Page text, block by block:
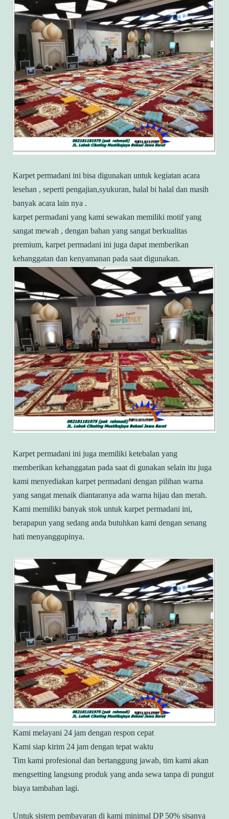
Karpet permadani ini bisa digunakan untuk kegiatan acara
lesehan , seperti pengajian,syukuran, halal bi halal dan masih
banyak acara lain nya .
karpet permadani yang kami sewakan memiliki motif yang
sangat mewah , dengan bahan yang sangat berkualitas
premium, karpet permadani ini juga dapat memberikan
kehanggatan dan kenyamanan pada saat digunakan.
Karpet permadani ini juga memiliki ketebalan yang
memberikan kehanggatan pada saat di gunakan selain itu juga
kami menyediakan karpet permadani dengan pilihan warna
yang sangat menaik diantaranya ada warna hijau dan merah.
Kami memiliki banyak stok untuk karpet permadani ini,
berapapun yang sedang anda butuhkan kami dengan senang
hati menyanggupinya.
Kami melayani 24 jam dengan respon cepat
Kami siap kirim 24 jam dengan tepat waktu
Tim kami profesional dan bertanggung jawab, tim kami akan
mengsetting langsung produk yang anda sewa tanpa di pungut
biaya tambahan lagi.
Untuk sistem pembayaran di kami minimal DP 50% sisanya